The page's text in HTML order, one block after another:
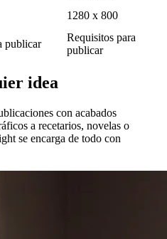
1280 x 800
publicar
Requisitos para
publicar
idea
con acabados
a recetarios, novelas o
se encarga de todo con